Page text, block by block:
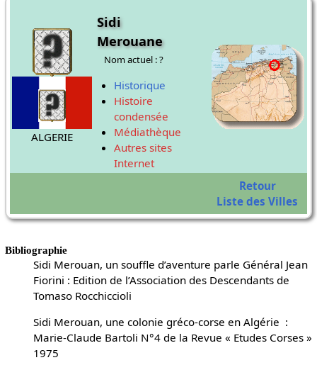
ALGERIE
Sidi
Merouane
Nom actuel : ?
Historique
Histoire
condensée
Médiathèque
Autres sites
Internet
Retour
Liste des Villes
Bibliographie
Sidi Merouan, un souffle d’aventure parle Général Jean
Fiorini : Edition de l’Association des Descendants de
Tomaso Rocchiccioli
Sidi Merouan, une colonie gréco-corse en Algérie :
Marie-Claude Bartoli N°4 de la Revue « Etudes Corses »
1975